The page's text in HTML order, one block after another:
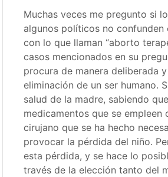
Muchas veces me pregunto si
algunos políticos no confunden
con lo que llaman “aborto
casos mencionados en su
procura de manera deliberada
eliminación de un ser humano.
salud de la madre, sabiendo
medicamentos que se empleen
cirujano que se ha hecho
provocar la pérdida del niño.
esta pérdida, y se hace lo
través de la elección tanto del